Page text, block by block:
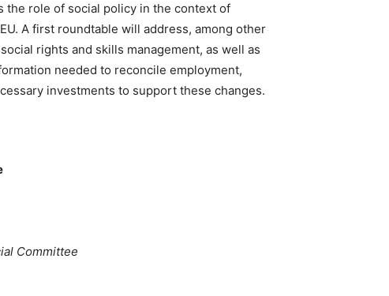
the role of social policy in the context of
A first roundtable will address, among other
rights and skills management, as well as
needed to reconcile employment,
investments to support these changes.
Committee